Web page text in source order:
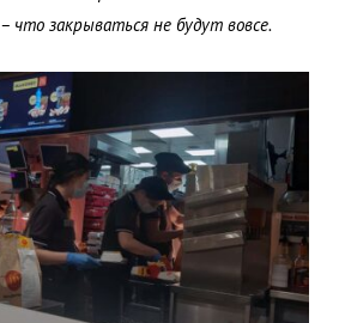
что закрываться не будут вовсе.